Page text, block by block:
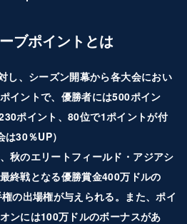
ブポイントとは
し、シーズン開幕から各大会におい
イントで、優勝者には500ポイン
ポイント、80位で1ポイントが付
30％UP）
秋のエリートフィールド・アジアシ
終戦となる優勝賞金400万ドルの
の出場権が与えられる。また、ポイ
ンには100万ドルのボーナスがあ